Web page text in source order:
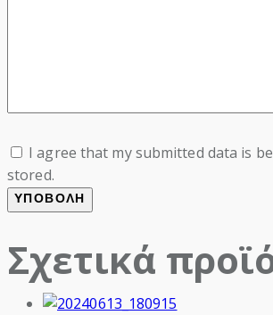
I agree that my submitted data is
stored.
Σχετικά